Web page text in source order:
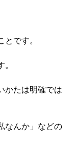
です。
かたは明確では
なんか」などの